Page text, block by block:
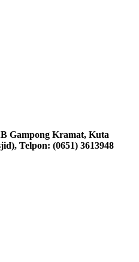
Gampong Kramat, Kuta
Telpon: (0651) 3613948